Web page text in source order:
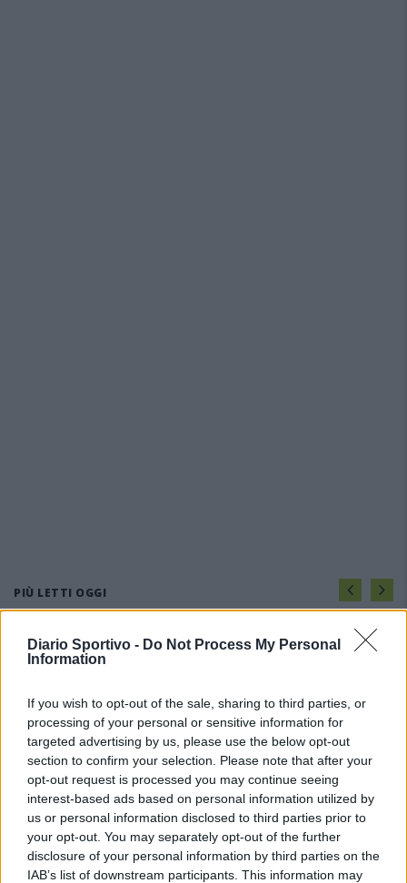
Diario Sportivo - Do Not Process My Personal
Information
If you wish to opt-out of the sale, sharing to third parties, or
processing of your personal or sensitive information for
targeted advertising by us, please use the below opt-out
section to confirm your selection. Please note that after your
opt-out request is processed you may continue seeing
interest-based ads based on personal information utilized by
us or personal information disclosed to third parties prior to
your opt-out. You may separately opt-out of the further
disclosure of your personal information by third parties on the
IAB’s list of downstream participants. This information may
PIÙ LETTI OGGI
Il Monte Alma rinforza l'attacco con Palmas
La COS approda a Barisardo tra conferme,
nuovi volti e mister Loi a fare da filo
conduttore
9 Ago 2026
Latte Dolce, Andrea Grigoras è il nuovo ds
29 Lug 2026